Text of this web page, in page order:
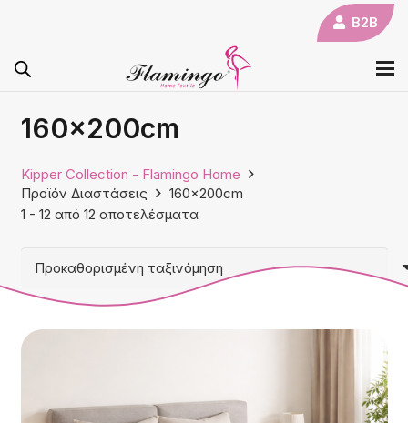
B2B
160x200cm
Kipper Collection - Flamingo Home
Προϊόν Διαστάσεις
160x200cm
1 - 12 από 12 αποτελέσματα